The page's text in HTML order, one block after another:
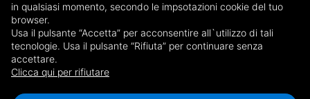
in qualsiasi momento, secondo le impsotazioni cookie del tuo
browser.
Usa il pulsante “Accetta” per acconsentire all`utilizzo di tali
tecnologie. Usa il pulsante “Rifiuta” per continuare senza
accettare.
Clicca qui per rifiutare